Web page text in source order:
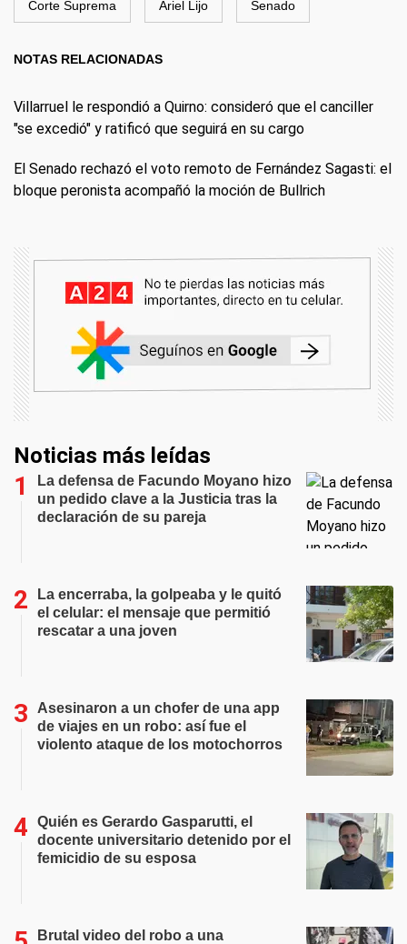
Corte Suprema Ariel Lijo Senado
NOTAS RELACIONADAS
Villarruel le respondió a Quirno: consideró que el canciller
"se excedió" y ratificó que seguirá en su cargo
El Senado rechazó el voto remoto de Fernández Sagasti: el
bloque peronista acompañó la moción de Bullrich
Noticias más leídas
La defensa de Facundo Moyano hizo
un pedido clave a la Justicia tras la
declaración de su pareja
La encerraba, la golpeaba y le quitó
el celular: el mensaje que permitió
rescatar a una joven
Asesinaron a un chofer de una app
de viajes en un robo: así fue el
violento ataque de los motochorros
Quién es Gerardo Gasparutti, el
docente universitario detenido por el
femicidio de su esposa
Brutal video del robo a una